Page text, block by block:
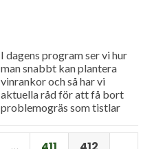
I dagens program ser vi hur
man snabbt kan plantera
vinrankor och så har vi
aktuella råd för att få bort
problemogräs som tistlar
höstspannmålen.